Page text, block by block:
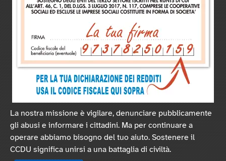
La nostra missione è vigilare, denunciare pubblicamente
gli abusi e informare i cittadini. Ma per continuare a
operare abbiamo bisogno del tuo aiuto. Sostenere il
CCDU significa unirsi a una battaglia di civiltà.